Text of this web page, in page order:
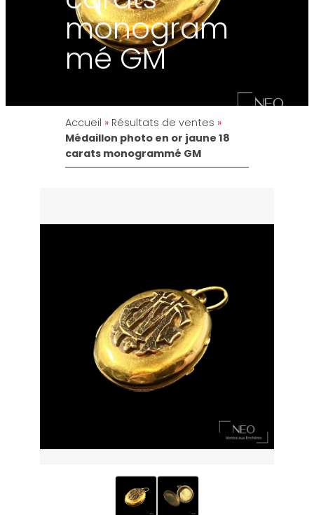
monogram
mé GM
Accueil » Résultats de ventes »
Médaillon photo en or jaune 18
carats monogrammé GM